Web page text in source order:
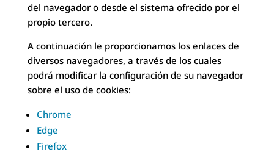
del navegador o desde el sistema ofrecido por el
propio tercero.
A continuación le proporcionamos los enlaces de
diversos navegadores, a través de los cuales
podrá modificar la configuración de su navegador
sobre el uso de cookies:
Chrome
Edge
Firefox